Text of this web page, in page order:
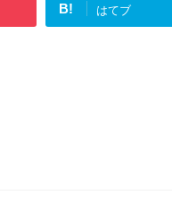
B! はてブ